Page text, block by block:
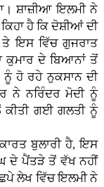
ਸ਼ਾਜ਼ੀਆ ਇਲਮੀ ਨੇ
ਹੈ ਕਿ ਦੋਸ਼ੀਆਂ ਦੀ
ਤੇ ਇਸ ਵਿੱਚ ਗੁਜਰਾਤ
ਕੁਮਾਰ ਦੇ ਬਿਆਨਾਂ ਤੋਂ
ਨੂੰ ਹੋ ਰਹੇ ਨੁਕਸਾਨ ਦੀ
ਨੇ ਨਰਿੰਦਰ ਮੋਦੀ ਨੂੰ
ਕੀਤੀ ਗਈ ਗਲਤੀ ਨੂੰ
ਬੁਲਾਰੀ ਹੈ, ਇਸ
ਦੇ ਪੈਂਤੜੇ ਤੋਂ ਵੱਖ ਨਹੀਂ
ਲੇਖ ਵਿੱਚ ਇਲਮੀ ਨੇ